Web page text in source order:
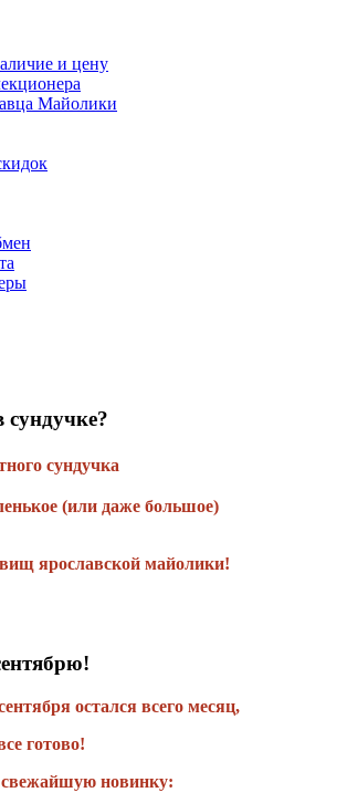
и цену
Майолики
сундучке?
сундучка
(или даже большое)
ярославской майолики!
остался всего месяц,
готово!
свежайшую новинку: